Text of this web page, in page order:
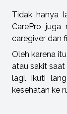
Tidak hanya
CarePro juga
caregiver dan
Oleh karena
atau sakit
lagi. Ikuti
kesehatan ke